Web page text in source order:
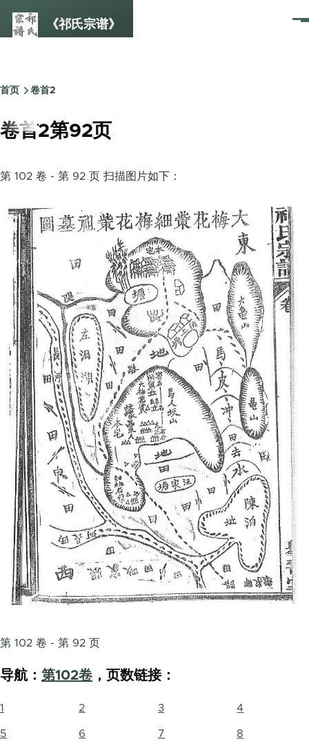
《祁氏宗谱》
菜
面
包
屑
首页 卷首2
卷首2第92页
第 102 卷 - 第 92 页 扫描图片如下：
第 102 卷 - 第 92 页
导航： 第102卷 ，页数链接：
1 2 3 4
5 6 7 8